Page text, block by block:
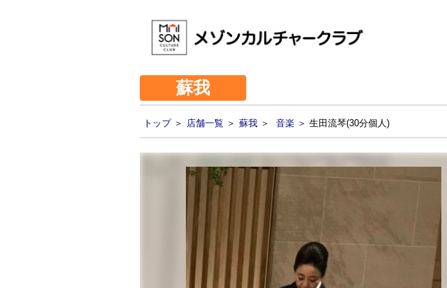
蘇我
トップ＞ 店舗一覧 ＞ 蘇我 ＞ 音楽 ＞ 生田流琴(30分個人)